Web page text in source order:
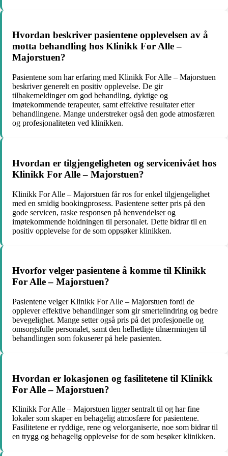
Hvordan beskriver pasientene opplevelsen av å
motta behandling hos Klinikk For Alle –
Majorstuen?
Pasientene som har erfaring med Klinikk For Alle – Majorstuen
beskriver generelt en positiv opplevelse. De gir
tilbakemeldinger om god behandling, dyktige og
imøtekommende terapeuter, samt effektive resultater etter
behandlingene. Mange understreker også den gode atmosfæren
og profesjonaliteten ved klinikken.
Hvordan er tilgjengeligheten og servicenivået hos
Klinikk For Alle – Majorstuen?
Klinikk For Alle – Majorstuen får ros for enkel tilgjengelighet
med en smidig bookingprosess. Pasientene setter pris på den
gode servicen, raske responsen på henvendelser og
imøtekommende holdningen til personalet. Dette bidrar til en
positiv opplevelse for de som oppsøker klinikken.
Hvorfor velger pasientene å komme til Klinikk
For Alle – Majorstuen?
Pasientene velger Klinikk For Alle – Majorstuen fordi de
opplever effektive behandlinger som gir smertelindring og bedre
bevegelighet. Mange setter også pris på det profesjonelle og
omsorgsfulle personalet, samt den helhetlige tilnærmingen til
behandlingen som fokuserer på hele pasienten.
Hvordan er lokasjonen og fasilitetene til Klinikk
For Alle – Majorstuen?
Klinikk For Alle – Majorstuen ligger sentralt til og har fine
lokaler som skaper en behagelig atmosfære for pasientene.
Fasilitetene er ryddige, rene og velorganiserte, noe som bidrar til
en trygg og behagelig opplevelse for de som besøker klinikken.